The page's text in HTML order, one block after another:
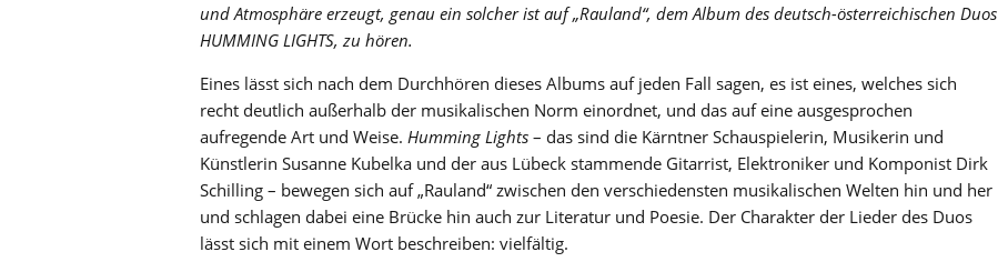
und Atmosphäre erzeugt, genau ein solcher ist auf „Rauland“, dem Album des deutsch-österreichischen Duos
HUMMING LIGHTS, zu hören.
Eines lässt sich nach dem Durchhören dieses Albums auf jeden Fall sagen, es ist eines, welches sich
recht deutlich außerhalb der musikalischen Norm einordnet, und das auf eine ausgesprochen
aufregende Art und Weise. Humming Lights – das sind die Kärntner Schauspielerin, Musikerin und
Künstlerin Susanne Kubelka und der aus Lübeck stammende Gitarrist, Elektroniker und Komponist Dirk
Schilling – bewegen sich auf „Rauland“ zwischen den verschiedensten musikalischen Welten hin und her
und schlagen dabei eine Brücke hin auch zur Literatur und Poesie. Der Charakter der Lieder des Duos
lässt sich mit einem Wort beschreiben: vielfältig.